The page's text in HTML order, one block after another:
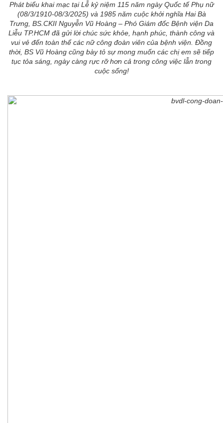
Phát biểu khai mạc tại Lễ kỷ niệm 115 năm ngày Quốc tế Phụ nữ
(08/3/1910-08/3/2025) và 1985 năm cuộc khởi nghĩa Hai Bà
Trưng, BS.CKII Nguyễn Vũ Hoàng – Phó Giám đốc Bệnh viện Da
Liễu TP.HCM đã gửi lời chúc sức khỏe, hạnh phúc, thành công và
vui vẻ đến toàn thể các nữ công đoàn viên của bệnh viện. Đồng
thời, BS Vũ Hoàng cũng bày tỏ sự mong muốn các chị em sẽ tiếp
tục tỏa sáng, ngày càng rực rỡ hơn cả trong công việc lẫn trong
cuộc sống!